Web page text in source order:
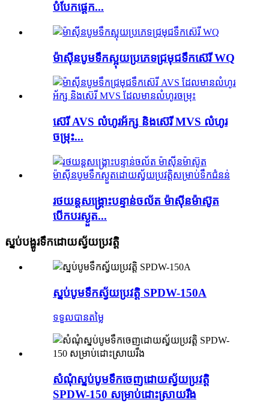
បំបែកផ្ដេក...
ម៉ាស៊ីនបូមទឹកស្អុយប្រភេទជ្រមុជទឹកស៊េរី WQ
ស៊េរី AVS លំហូរអ័ក្ស និងស៊េរី MVS លំហូរ
ចម្រុះ...
រថយន្តសង្គ្រោះបន្ទាន់ចល័ត ម៉ាស៊ីនម៉ាស៊ូត
បើកបរស្ងួត...
ស្នប់បង្ហូរទឹកដោយស្វ័យប្រវត្តិ
ស្នប់បូមទឹកស្វ័យប្រវត្តិ SPDW-150A
ទទួលបានតម្លៃ
សំណុំស្នប់បូមទឹកចេញដោយស្វ័យប្រវត្តិ
SPDW-150 សម្រាប់ដោះស្រាយរឹង